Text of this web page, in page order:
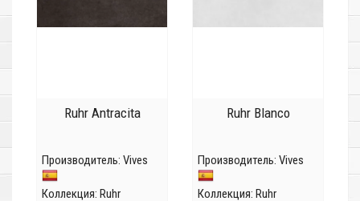
Ruhr Antracita
Производитель: Vives
Коллекция: Ruhr
Ruhr Blanco
Производитель: Vives
Коллекция: Ruhr